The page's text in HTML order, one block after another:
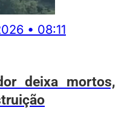
• 08:11
deixa mortos,